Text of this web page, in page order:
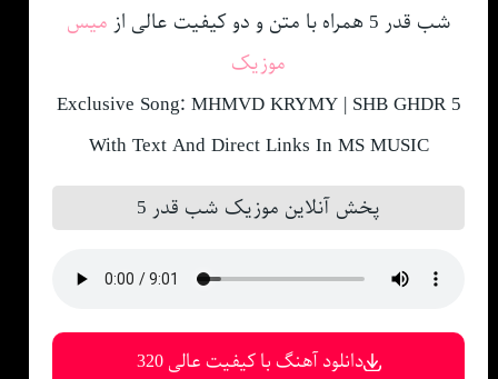
شب قدر 5 همراه با متن و دو کیفیت عالی از
میس
موزیک
Exclusive Song: MHMVD KRYMY | SHB GHDR 5
With Text And Direct Links In MS MUSIC
پخش آنلاین موزیک شب قدر 5
دانلود آهنگ با کیفیت عالی 320